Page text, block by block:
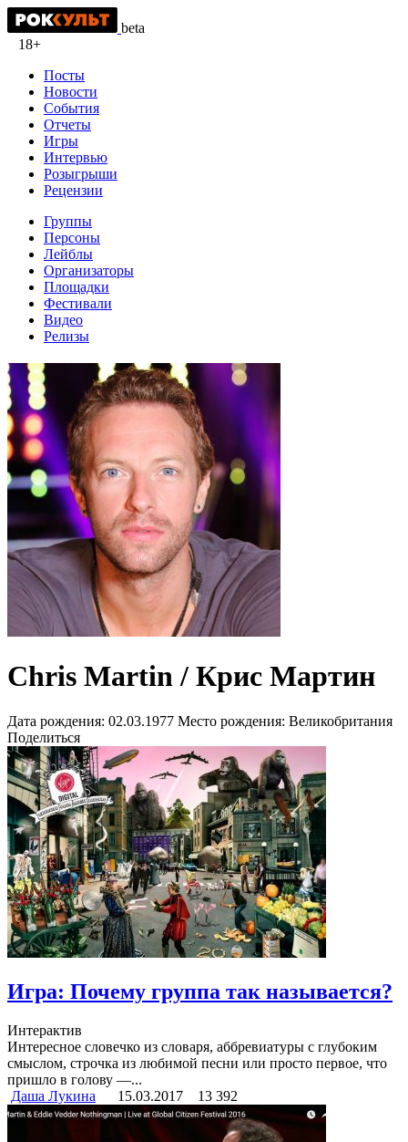
beta
18+
Посты
Новости
События
Отчеты
Игры
Интервью
Розыгрыши
Рецензии
Группы
Персоны
Лейблы
Организаторы
Площадки
Фестивали
Видео
Релизы
Chris Martin / Крис Мартин
Дата рождения: 02.03.1977 Место рождения: Великобритания
Поделиться
Игра: Почему группа так называется?
Интерактив
Интересное словечко из словаря, аббревиатуры с глубоким
смыслом, строчка из любимой песни или просто первое, что
пришло в голову —...
Даша Лукина
15.03.2017 13 392